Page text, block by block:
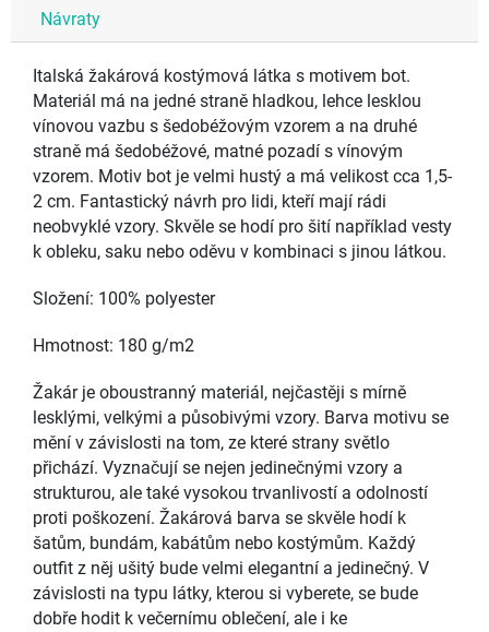
Návraty
Italská žakárová kostýmová látka s motivem bot.
Materiál má na jedné straně hladkou, lehce lesklou
vínovou vazbu s šedobéžovým vzorem a na druhé
straně má šedobéžové, matné pozadí s vínovým
vzorem. Motiv bot je velmi hustý a má velikost cca 1,5-
2 cm. Fantastický návrh pro lidi, kteří mají rádi
neobvyklé vzory. Skvěle se hodí pro šití například vesty
k obleku, saku nebo oděvu v kombinaci s jinou látkou.
Složení: 100% polyester
Hmotnost: 180 g/m2
Žakár je oboustranný materiál, nejčastěji s mírně
lesklými, velkými a působivými vzory. Barva motivu se
mění v závislosti na tom, ze které strany světlo
přichází. Vyznačují se nejen jedinečnými vzory a
strukturou, ale také vysokou trvanlivostí a odolností
proti poškození. Žakárová barva se skvěle hodí k
šatům, bundám, kabátům nebo kostýmům. Každý
outfit z něj ušitý bude velmi elegantní a jedinečný. V
závislosti na typu látky, kterou si vyberete, se bude
dobře hodit k večernímu oblečení, ale i ke